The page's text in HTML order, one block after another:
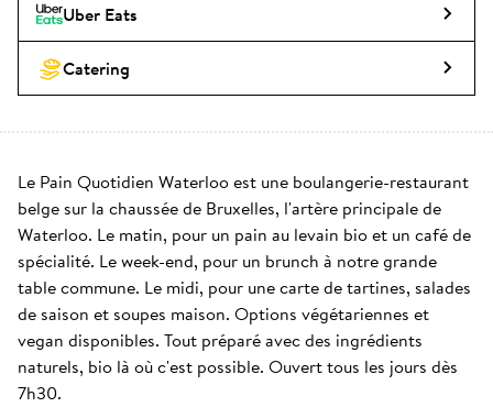
Uber Eats
Catering
Le Pain Quotidien Waterloo est une boulangerie-restaurant
belge sur la chaussée de Bruxelles, l'artère principale de
Waterloo. Le matin, pour un pain au levain bio et un café de
spécialité. Le week-end, pour un brunch à notre grande
table commune. Le midi, pour une carte de tartines, salades
de saison et soupes maison. Options végétariennes et
vegan disponibles. Tout préparé avec des ingrédients
naturels, bio là où c'est possible. Ouvert tous les jours dès
7h30.